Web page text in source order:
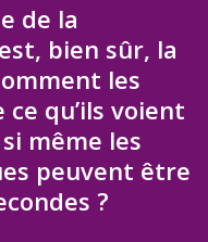
de la
bien sûr, la
les
qu’ils voient
même les
peuvent être
?